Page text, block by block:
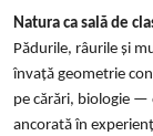
Natura ca sală de
Pădurile, râurile și
învață geometrie
pe cărări, biologie —
ancorată în